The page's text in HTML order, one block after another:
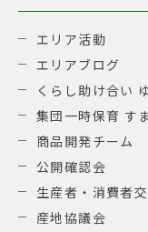
エリア活動
エリアブログ
くらし助け合い
集団一時保育 す
商品開発チーム
公開確認会
生産者・消費者
産地協議会